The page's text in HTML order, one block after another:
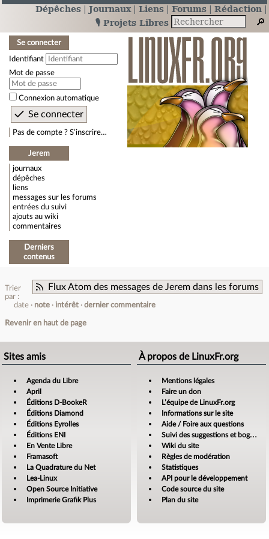
Dépêches Journaux Liens Forums
Rédaction
🎙️ Projets Libres
Se connecter
Identifiant
Mot de passe
Connexion automatique
Pas de compte ? S’inscrire…
Jerem
journaux
dépêches
liens
messages sur les forums
entrées du suivi
ajouts au wiki
commentaires
Derniers
contenus
Flux Atom des messages de Jerem dans les forums
Trier
par :
date
note intérêt dernier commentaire
Revenir en haut de page
Sites amis
Agenda du Libre
April
Éditions D-BookeR
Éditions Diamond
Éditions Eyrolles
Éditions ENI
En Vente Libre
Framasoft
La Quadrature du Net
Lea-Linux
Open Source Initiative
Imprimerie Grafik Plus
À propos de LinuxFr.org
Mentions légales
Faire un don
L’équipe de LinuxFr.org
Informations sur le site
Aide / Foire aux questions
Suivi des suggestions et bogues
Wiki du site
Règles de modération
Statistiques
API pour le développement
Code source du site
Plan du site